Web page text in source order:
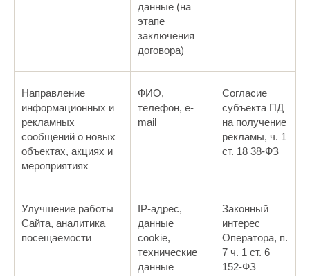
данные (на
этапе
заключения
договора)
Направление
информационных и
рекламных
сообщений о новых
объектах, акциях и
мероприятиях
ФИО,
телефон, e-
mail
Согласие
субъекта ПД
на получение
рекламы, ч. 1
ст. 18 38-ФЗ
Улучшение работы
Сайта, аналитика
посещаемости
IP-адрес,
данные
cookie,
технические
данные
Законный
интерес
Оператора, п.
7 ч. 1 ст. 6
152-ФЗ